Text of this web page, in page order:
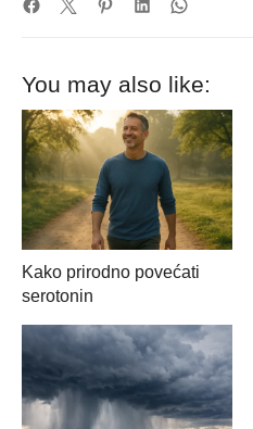
You may also like:
Kako prirodno povećati
serotonin